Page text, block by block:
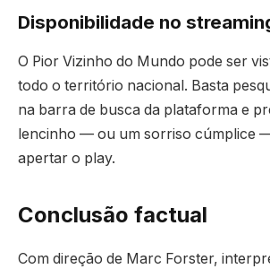
Disponibilidade no
O Pior Vizinho do Mundo pode ser
todo o território nacional. Basta
na barra de busca da plataforma e
lencinho — ou um sorriso cúmplice
apertar o play.
Conclusão factual
Com direção de Marc Forster,